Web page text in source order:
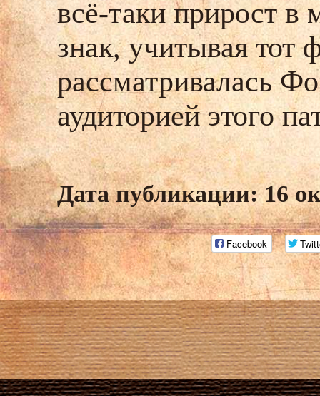
всё-таки прирост
знак, учитывая тот
рассматривалась
аудиторией этого
Дата публикации: 16
Facebook